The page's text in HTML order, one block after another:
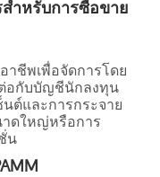
สำหรับการซื้อขาย
าชีพเพื่อจัดการโดย
อกับบัญชีนักลงทุน
ต์และการกระจาย
าดใหญ่หรือการ
น